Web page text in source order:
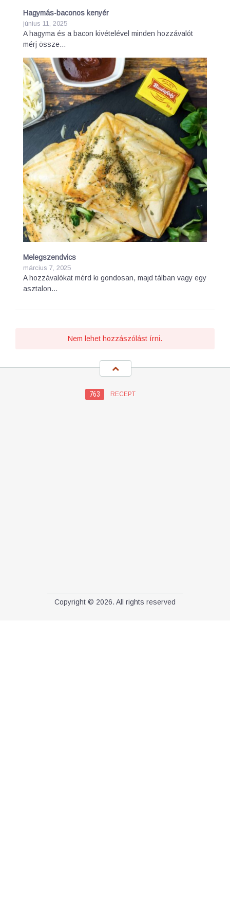
Hagymás-baconos kenyér
június 11, 2025
A hagyma és a bacon kivételével minden hozzávalót
mérj össze…
Melegszendvics
március 7, 2025
A hozzávalókat mérd ki gondosan, majd tálban vagy egy
asztalon…
Nem lehet hozzászólást írni.
763 RECEPT
Copyright © 2026. All rights reserved